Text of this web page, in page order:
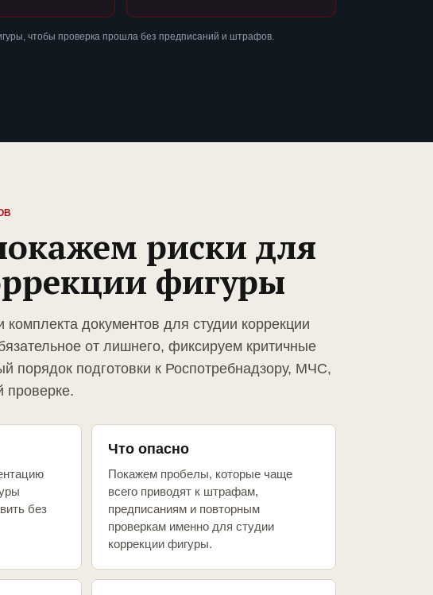
чтобы проверка прошла без предписаний и штрафов.
риски для
фигуры
комплекта документов для студии коррекции
от лишнего, фиксируем критичные
порядок подготовки к Роспотребнадзору, МЧС,
проверке.
без
Что опасно
Покажем пробелы, которые чаще
всего приводят к штрафам,
предписаниям и повторным
проверкам именно для студии
коррекции фигуры.